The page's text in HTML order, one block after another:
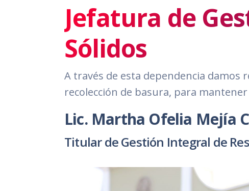
Jefatura de
Sólidos
A través de esta dependencia damos
recolección de basura, para
Lic. Martha Ofelia Mejía
Titular de Gestión Integral de